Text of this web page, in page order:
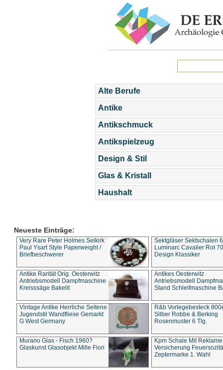
Alte Berufe
Antike
Antikschmuck
Antikspielzeug
Design & Stil
Glas & Kristall
Haushalt
Neueste Einträge:
Very Rare Peter Holmes Selkirk
Paul Ysart Style Paperweight /
Briefbeschwerer
Sektgläser Sektschalen
Luminarc Cavalier Rot
Design Klassiker
Antike Rarität Orig. Oesterwitz
Antriebsmodell Dampfmaschine
Kreisssäge Bakelit
Antikes Oesterwitz
Antriebsmodell
Stand Schleifmaschine
Vintage Antike Herrliche Seltene
Jugendstil Wandfliese Gemarkt
G West Germany
R&b Vorlegebesteck
Silber Robbe & Berking
Rosenmuster 6 Tlg.
Murano Glas - Fisch 1960?
Glaskunst Glasobjekt Mille Fiori
Kpm Schale Mit Reklame
Versicherung
Zeptermarke 1. Wahl